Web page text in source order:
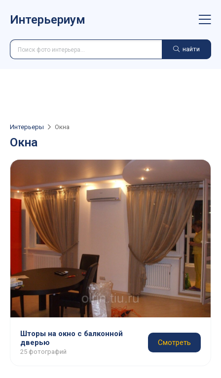
Интерьериум
найти
Интерьеры Окна
Окна
Шторы на окно с балконной
дверью
25 фотографий
Смотреть